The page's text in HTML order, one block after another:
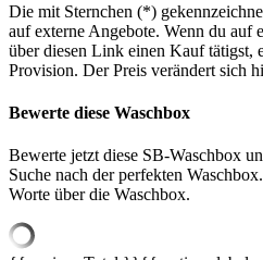
Die mit Sternchen (*)
auf externe Angebote. Wenn du auf
über diesen Link einen Kauf tätigst,
Provision. Der Preis verändert sich
Bewerte diese Waschbox
Bewerte jetzt diese SB-Waschbox
Suche nach der perfekten
Worte über die Waschbox.